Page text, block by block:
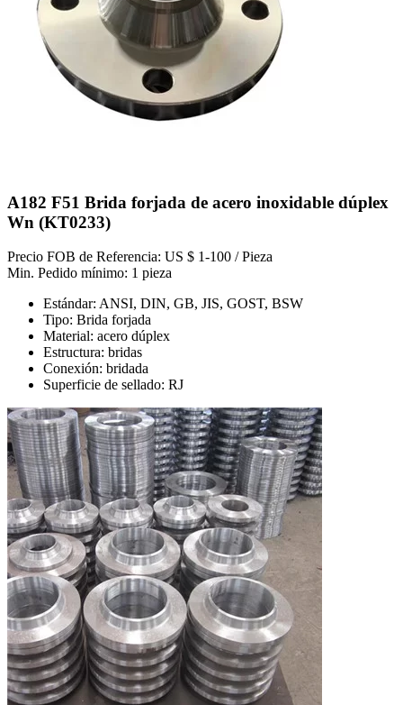
A182 F51 Brida forjada de acero inoxidable dúplex
Wn (KT0233)
Precio FOB de Referencia: US $ 1-100 / Pieza
Min. Pedido mínimo: 1 pieza
Estándar: ANSI, DIN, GB, JIS, GOST, BSW
Tipo: Brida forjada
Material: acero dúplex
Estructura: bridas
Conexión: bridada
Superficie de sellado: RJ